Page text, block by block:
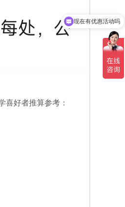
喜好者推算参考：
可以介绍下你们的服务么